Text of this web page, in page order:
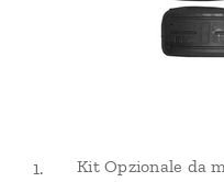
Kit Opzionale da